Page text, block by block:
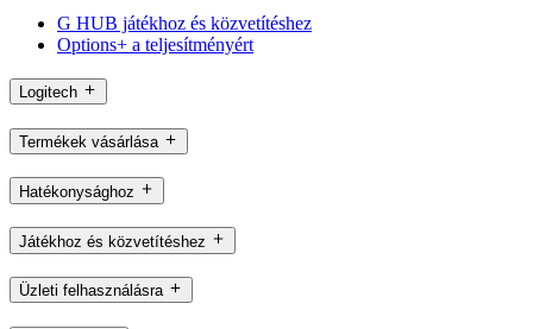
G HUB játékhoz és közvetítéshez
Options+ a teljesítményért
Logitech
Termékek vásárlása
Hatékonysághoz
Játékhoz és közvetítéshez
Üzleti felhasználásra